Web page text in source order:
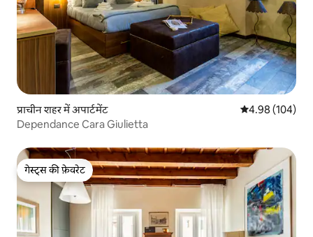
प्राचीन शहर में अपार्टमेंट औसत रेटिंग 5 में से
4.98 (104)
Dependance Cara Giulietta
गेस्ट्स की फ़ेवरेट
गेस्ट्स की फ़ेवरेट